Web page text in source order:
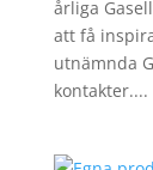
årliga
att få
utnämnda
kontakter....